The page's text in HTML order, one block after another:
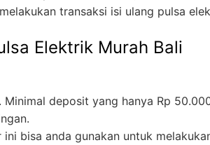
transaksi isi ulang pulsa
Elektrik Murah Bali
. Minimal deposit yang hanya Rp
ini bisa anda gunakan untuk